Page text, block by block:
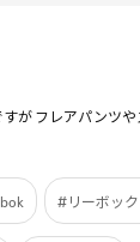
が フレアパンツ
#リーボック